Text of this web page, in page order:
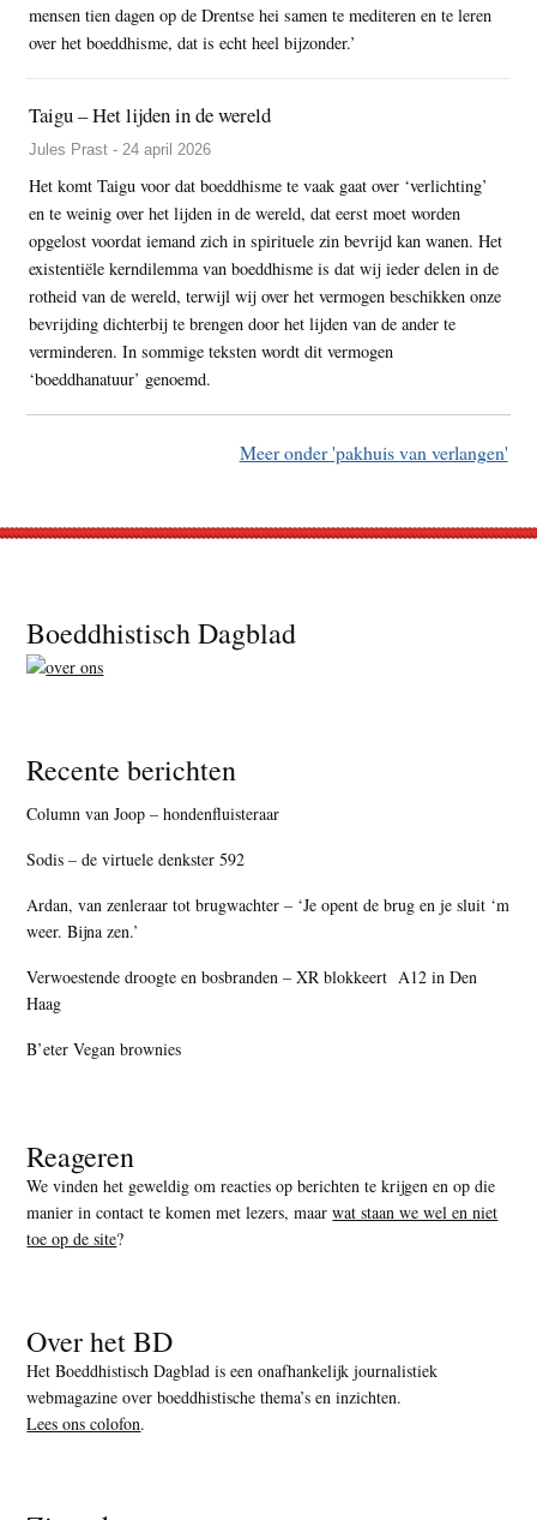
mensen tien dagen op de Drentse hei samen te mediteren en te leren
over het boeddhisme, dat is echt heel bijzonder.’
Taigu – Het lijden in de wereld
Jules Prast - 24 april 2026
Het komt Taigu voor dat boeddhisme te vaak gaat over ‘verlichting’
en te weinig over het lijden in de wereld, dat eerst moet worden
opgelost voordat iemand zich in spirituele zin bevrijd kan wanen. Het
existentiële kerndilemma van boeddhisme is dat wij ieder delen in de
rotheid van de wereld, terwijl wij over het vermogen beschikken onze
bevrijding dichterbij te brengen door het lijden van de ander te
verminderen. In sommige teksten wordt dit vermogen
‘boeddhanatuur’ genoemd.
Meer onder 'pakhuis van verlangen'
Footer
Boeddhistisch Dagblad
Recente berichten
Column van Joop – hondenfluisteraar
Sodis – de virtuele denkster 592
Ardan, van zenleraar tot brugwachter – ‘Je opent de brug en je sluit ‘m
weer. Bijna zen.’
Verwoestende droogte en bosbranden – XR blokkeert A12 in Den
Haag
B’eter Vegan brownies
Reageren
We vinden het geweldig om reacties op berichten te krijgen en op die
manier in contact te komen met lezers, maarwat staan we wel en niet
toe op de site?
Over het BD
Het Boeddhistisch Dagblad is een onafhankelijk journalistiek
webmagazine over boeddhistische thema’s en inzichten.
Lees ons colofon.